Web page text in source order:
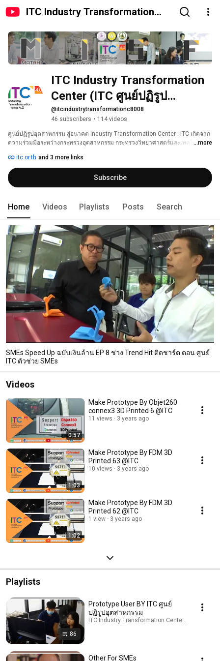
ITC Industry Transformation
อุตสาหกรรม 4.0)
ITC Industry Transformation
Center (ITC ศูนย์ปฏิรูป
อุตสาหกรรม 4.0)
@itcindustrytransformationc8008
46 subscribers • 114 videos
ศูนย์ปฏิรูปอุตสาหกรรม สู่อนาคต Industry Transformation Center : ITC เกิดจาก
ความร่วมมือระหว่างกระทรวงอุตสาหกรรม กระทรวงวิทยาศาสตร์และเทคโนโลยี
งานการศึกษา ผู้ประกอบการอุตสาหกรรม และนักนวัตกรรม หรือผู้ประกอบการที่
เป็น Start Up โดยทำงานในลักษณะ ประชารัฐ คือ นำผู้ประกอบการตั้งแต่ ต้นน้ำ
กลางน้ำ และปลายน้ำ มาทำงานร่วมกับหน่วยงานวิจัย เพื่อสนับสนุน ตอบโจทย์ให้
กับผู้ประกอบการ โดยเน้นคลัสเตอร์อุตสาหกรรมใหม่ตามนโยบายรัฐบาล
...more
itc.or.th and 3 more links
Subscribe
Home Videos Playlists Posts Search
SMEs Speed Up ฉบับเงินล้าน EP 8 ช่วง Trend Hit ติดชาร์ต ตอน ศูนย์
ITC ตัวช่วย SMEs
Videos
0:57
Make Prototype By Objet260
connex3 3D Printed 6 @ITC
11 views 3 years ago
1:03
Make Prototype By FDM 3D
Printed 63 @ITC
10 views 3 years ago
1:02
Make Prototype By FDM 3D
Printed 62 @ITC
1 view 3 years ago
Playlists
86
Prototype User BY ITC ศูนย์
ปฏิรูปอุตสาหกรรม
ITC Industry Transformation Center (ITC ศูนย์ปฏิ
Other For SMEs